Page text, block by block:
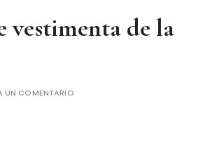
vestimenta de la
UN COMENTARIO